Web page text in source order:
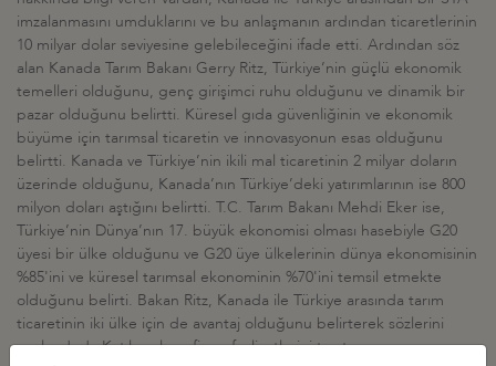
imzalanmasını umduklarını ve bu anlaşmanın ardından ticaretlerinin
10 milyar dolar seviyesine gelebileceğini ifade etti. Ardından söz
alan Kanada Tarım Bakanı Gerry Ritz, Türkiye’nin güçlü ekonomik
temelleri olduğunu, genç girişimci ruhu olduğunu ve dinamik bir
pazar olduğunu belirtti. Küresel gıda güvenliğinin ve ekonomik
büyüme için tarımsal ticaretin ve innovasyonun esas olduğunu
belirtti. Kanada ve Türkiye’nin ikili mal ticaretinin 2 milyar doların
üzerinde olduğunu, Kanada’nın Türkiye’deki yatırımlarının ise 800
milyon doları aştığını belirtti. T.C. Tarım Bakanı Mehdi Eker ise,
Türkiye’nin Dünya’nın 17. büyük ekonomisi olması hasebiyle G20
üyesi bir ülke olduğunu ve G20 üye ülkelerinin dünya ekonomisinin
%85'ini ve küresel tarımsal ekonominin %70'ini temsil etmekte
olduğunu belirti. Bakan Ritz, Kanada ile Türkiye arasında tarım
ticaretinin iki ülke için de avantaj olduğunu belirterek sözlerini
sonlandırdı. Katılımcıların firma faaliyetlerini tanıtmasının ve soru-